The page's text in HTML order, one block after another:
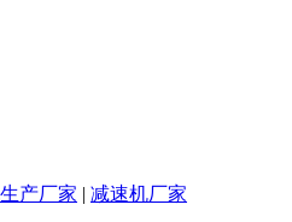
产厂家 | 减速机厂家